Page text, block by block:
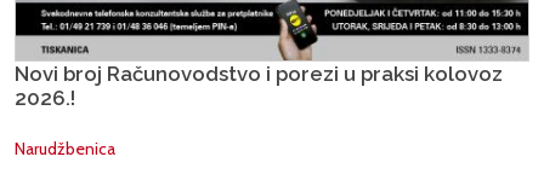
Novi broj Računovodstvo i porezi u praksi kolovoz
2026.!
Narudžbenica